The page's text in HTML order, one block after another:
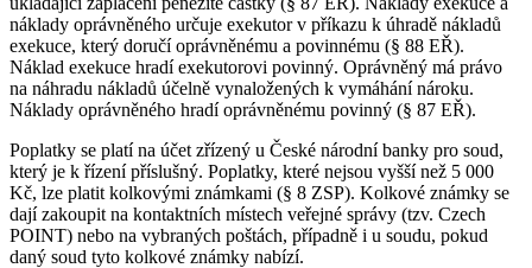
náklady oprávněného určuje exekutor v příkazu k úhradě nákladů
exekuce, který doručí oprávněnému a povinnému (§ 88 EŘ).
Náklad exekuce hradí exekutorovi povinný. Oprávněný má právo
na náhradu nákladů účelně vynaložených k vymáhání nároku.
Náklady oprávněného hradí oprávněnému povinný (§ 87 EŘ).
Poplatky se platí na účet zřízený u České národní banky pro soud,
který je k řízení příslušný. Poplatky, které nejsou vyšší než 5 000
Kč, lze platit kolkovými známkami (§ 8 ZSP). Kolkové známky se
dají zakoupit na kontaktních místech veřejné správy (tzv. Czech
POINT) nebo na vybraných poštách, případně i u soudu, pokud
daný soud tyto kolkové známky nabízí.